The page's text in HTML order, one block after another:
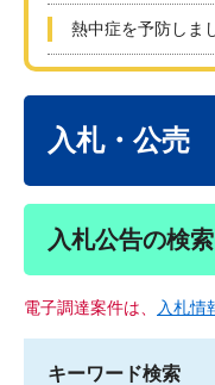
熱中症を予防しま
入札・公売
入札公告の検
電子調達案件は、 入札情
キーワード検索